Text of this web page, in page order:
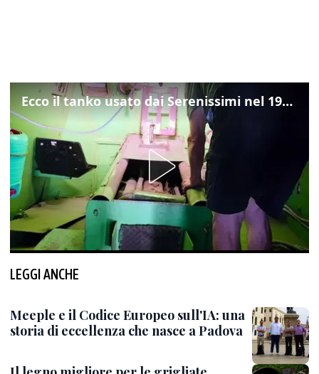
Ecco il tanko usato dai Serenissimi nel 1997 per il blitz a San Marco
LEGGI ANCHE
Meeple e il Codice Europeo sull'IA: una
storia di eccellenza che nasce a Padova